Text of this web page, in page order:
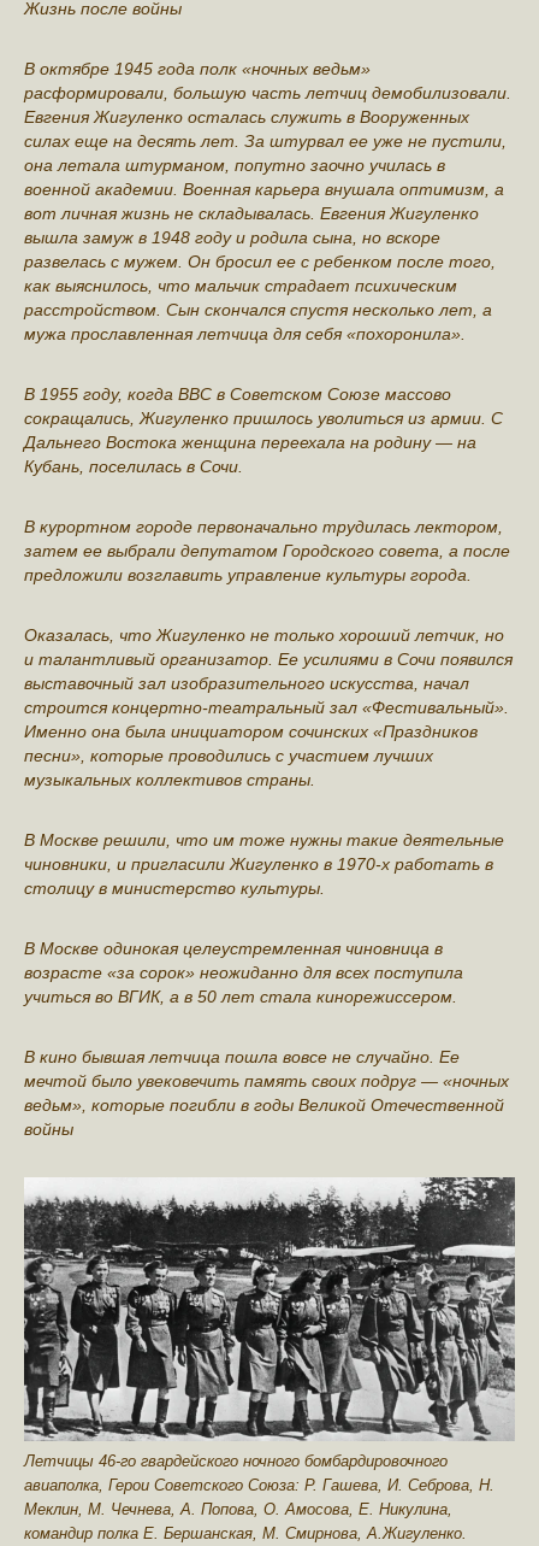
Жизнь после войны
В октябре 1945 года полк «ночных ведьм»
расформировали, большую часть летчиц демобилизовали.
Евгения Жигуленко осталась служить в Вооруженных
силах еще на десять лет. За штурвал ее уже не пустили,
она летала штурманом, попутно заочно училась в
военной академии. Военная карьера внушала оптимизм, а
вот личная жизнь не складывалась. Евгения Жигуленко
вышла замуж в 1948 году и родила сына, но вскоре
развелась с мужем. Он бросил ее с ребенком после того,
как выяснилось, что мальчик страдает психическим
расстройством. Сын скончался спустя несколько лет, а
мужа прославленная летчица для себя «похоронила».
В 1955 году, когда ВВС в Советском Союзе массово
сокращались, Жигуленко пришлось уволиться из армии. С
Дальнего Востока женщина переехала на родину — на
Кубань, поселилась в Сочи.
В курортном городе первоначально трудилась лектором,
затем ее выбрали депутатом Городского совета, а после
предложили возглавить управление культуры города.
Оказалась, что Жигуленко не только хороший летчик, но
и талантливый организатор. Ее усилиями в Сочи появился
выставочный зал изобразительного искусства, начал
строится концертно-театральный зал «Фестивальный».
Именно она была инициатором сочинских «Праздников
песни», которые проводились с участием лучших
музыкальных коллективов страны.
В Москве решили, что им тоже нужны такие деятельные
чиновники, и пригласили Жигуленко в 1970-х работать в
столицу в министерство культуры.
В Москве одинокая целеустремленная чиновница в
возрасте «за сорок» неожиданно для всех поступила
учиться во ВГИК, а в 50 лет стала кинорежиссером.
В кино бывшая летчица пошла вовсе не случайно. Ее
мечтой было увековечить память своих подруг — «ночных
ведьм», которые погибли в годы Великой Отечественной
войны
Летчицы 46-го гвардейского ночного бомбардировочного
авиаполка, Герои Советского Союза: Р. Гашева, И. Себрова, Н.
Меклин, М. Чечнева, А. Попова, О. Амосова, Е. Никулина,
командир полка Е. Бершанская, М. Смирнова, А.Жигуленко.